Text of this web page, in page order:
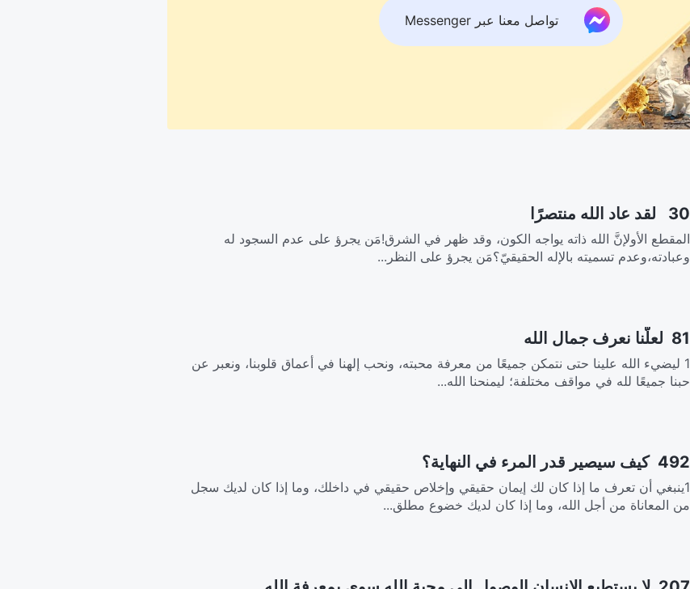
تواصل معنا عبر Messenger
30 لقد عاد الله منتصرًا
المقطع الأولإنَّ الله ذاته يواجه الكون، وقد ظهر في الشرق!مَن يجرؤ على عدم السجود له
وعبادته،وعدم تسميته بالإله الحقيقيّ؟مَن يجرؤ على النظر...
81 لعلَّنا نعرف جمال الله
1 ليضيء الله علينا حتى نتمكن جميعًا من معرفة محبته، ونحب إلهنا في أعماق قلوبنا، ونعبر عن
حبنا جميعًا لله في مواقف مختلفة؛ ليمنحنا الله...
492 كيف سيصير قدر المرء في النهاية؟
1ينبغي أن تعرف ما إذا كان لك إيمان حقيقي وإخلاص حقيقي في داخلك، وما إذا كان لديك سجل
من المعاناة من أجل الله، وما إذا كان لديك خضوع مطلق...